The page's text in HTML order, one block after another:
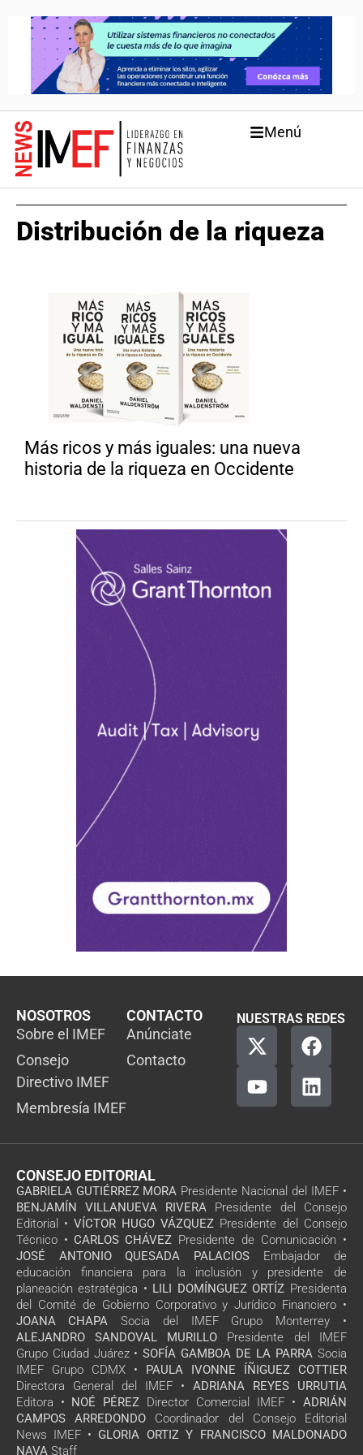
Menú
Distribución de la riqueza
Más ricos y más iguales: una nueva
historia de la riqueza en Occidente
NOSOTROS
Sobre el IMEF
Consejo
Directivo IMEF
Membresía IMEF
CONTACTO
Anúnciate
Contacto
NUESTRAS REDES
CONSEJO EDITORIAL
GABRIELA GUTIÉRREZ MORA Presidente Nacional del IMEF •
BENJAMÍN VILLANUEVA RIVERA Presidente del Consejo
Editorial • VÍCTOR HUGO VÁZQUEZ Presidente del Consejo
Técnico • CARLOS CHÁVEZ Presidente de Comunicación •
JOSÉ ANTONIO QUESADA PALACIOS Embajador de
educación financiera para la inclusión y presidente de
planeación estratégica • LILI DOMÍNGUEZ ORTÍZ Presidenta
del Comité de Gobierno Corporativo y Jurídico Financiero •
JOANA CHAPA Socia del IMEF Grupo Monterrey •
ALEJANDRO SANDOVAL MURILLO Presidente del IMEF
Grupo Ciudad Juárez • SOFÍA GAMBOA DE LA PARRA Socia
IMEF Grupo CDMX • PAULA IVONNE ÍÑIGUEZ COTTIER
Directora General del IMEF • ADRIANA REYES URRUTIA
Editora • NOÉ PÉREZ Director Comercial IMEF • ADRIÁN
CAMPOS ARREDONDO Coordinador del Consejo Editorial
News IMEF • GLORIA ORTIZ Y FRANCISCO MALDONADO
NAVA Staff